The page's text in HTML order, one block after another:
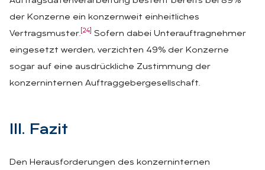
der Konzerne ein konzernweit einheitliches
Vertragsmuster. [24]
Sofern dabei Unterauftragnehmer
eingesetzt werden, verzichten 49% der Konzerne
sogar auf eine ausdrückliche Zustimmung der
konzerninternen Auftraggebergesellschaft.
III. Fa­zit
Den Herausforderungen des konzerninternen